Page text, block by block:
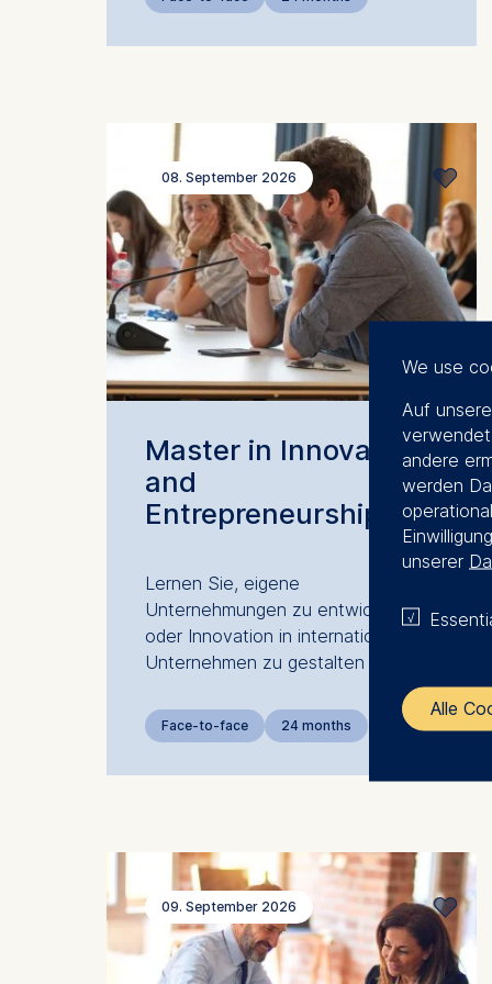
08. September 2026
Master in Innovation
and
Entrepreneurship
Lernen Sie, eigene
Unternehmungen zu entwickeln
oder Innovation in internationalen
Unternehmen zu gestalten
Face-to-face 24 months
09. September 2026
We use
Auf
andere
werden
unserer
Alle
The
We use